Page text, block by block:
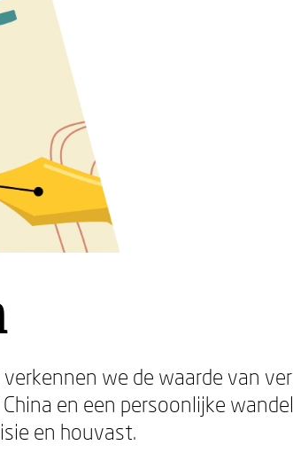
we de waarde van
en een persoonlijke
en houvast.